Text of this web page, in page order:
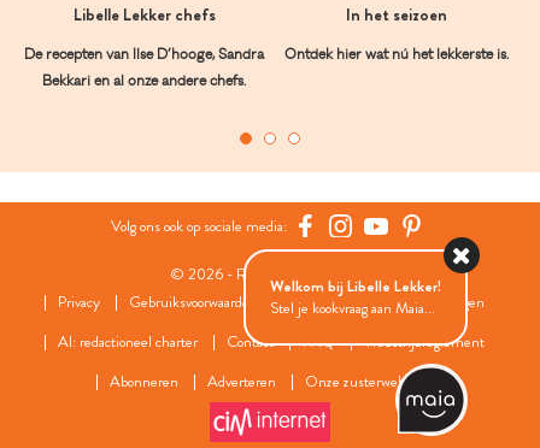
Libelle Lekker chefs
De recepten van Ilse D’hooge, Sandra
Bekkari en al onze andere chefs.
In het seizoen
Ontdek hier wat nú het lekkerste is.
Volg ons ook op sociale media:
© 2026 - Roularta Media Group
Privacy
Gebruiksvoorwaarden Cookies
Cookies instellingen
AI: redactioneel charter
Contact FAQ
Wedstrijdreglement
Abonneren
Adverteren Onze zusterwebsites
Welkom bij Libelle Lekker!
Stel je kookvraag aan Maia...